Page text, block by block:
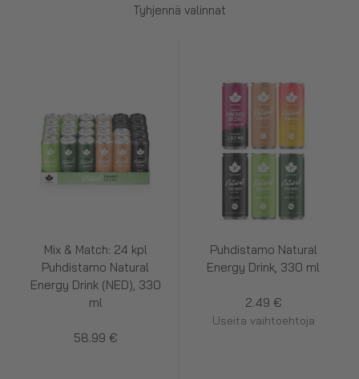
Tyhjennä valinnat
Mix & Match: 24 kpl
Puhdistamo Natural
Energy Drink (NED), 330
ml
58.99 €
Puhdistamo Natural
Energy Drink, 330 ml
2.49 €
Useita vaihtoehtoja